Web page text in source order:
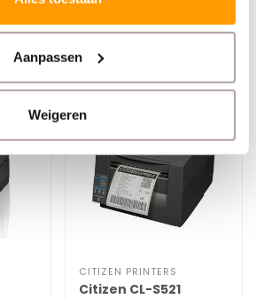
Aanpassen
Weigeren
CITIZEN PRINTERS
Citizen CL-S521